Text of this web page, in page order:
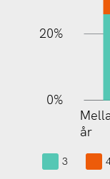
20%
0%
år
3